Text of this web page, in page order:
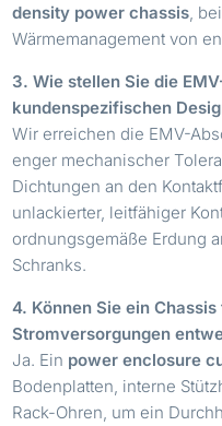
density power chassis ,
Wärmemanagement von
3. Wie stellen Sie die
kundenspezifischen
Wir erreichen die EMV-
enger mechanischer
Dichtungen an den
unlackierter, leitfähiger
ordnungsgemäße Erdung
Schranks.
4. Können Sie ein
Stromversorgungen
Ja. Ein power enclosure
Bodenplatten, interne
Rack-Ohren, um ein